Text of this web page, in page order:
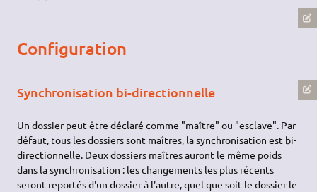
Configuration
Synchronisation bi-directionnelle
Un dossier peut être déclaré comme "maître" ou "esclave". Par
défaut, tous les dossiers sont maîtres, la synchronisation est bi-
directionnelle. Deux dossiers maîtres auront le même poids
dans la synchronisation : les changements les plus récents
seront reportés d'un dossier à l'autre, quel que soit le dossier le